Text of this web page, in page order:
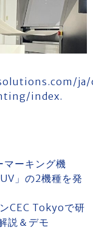
index.
ーキング機
」の2機種を発
CEC Tokyoで研
説＆デモ